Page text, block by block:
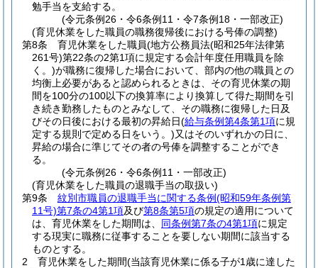
勉手当を支給する。
(令元条例26・令6条例11・令7条例18・一部改正)
(育児休業をした職員の職務復帰後における号俸の調整)
第8条
育児休業をした職員(地方公務員法(昭和25年法律第
261号)第22条の2第1項に規定する会計年度任用職員を除
く。)が職務に復帰した場合において、部内の他の職員との
均衡上必要があると認められるときは、その育児休業の期
間を100分の100以下の換算率により換算して得た期間を引
き続き勤務したものとみなして、その職務に復帰した日及
びその日後における最初の昇給日(給与条例第4条第1項に規
定する規則で定める日をいう。)又はそのいずれかの日に、
昇給の場合に準じてその者の号俸を調整することができ
る。
(令元条例26・令6条例11・一部改正)
(育児休業をした職員の退職手当の取扱い)
第9条
紋別市職員の退職手当に関する条例(昭和59年条例第
11号)第7条の4第1項及び第8条第5項の規定の適用について
は、育児休業をした期間は、 同条例第7条の4第1項に規定
する現実に職務に従事することを要しない期間に該当する
ものとする。
2
育児休業をした期間(当該育児休業に係る子が1歳に達した